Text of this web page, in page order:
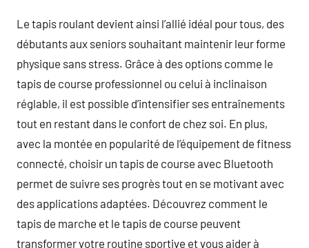
Le tapis roulant devient ainsi l’allié idéal pour tous, des
débutants aux seniors souhaitant maintenir leur forme
physique sans stress. Grâce à des options comme le
tapis de course professionnel ou celui à inclinaison
réglable, il est possible d’intensifier ses entraînements
tout en restant dans le confort de chez soi. En plus,
avec la montée en popularité de l’équipement de fitness
connecté, choisir un tapis de course avec Bluetooth
permet de suivre ses progrès tout en se motivant avec
des applications adaptées. Découvrez comment le
tapis de marche et le tapis de course peuvent
transformer votre routine sportive et vous aider à